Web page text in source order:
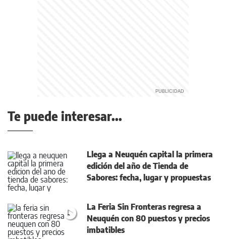
Te puede interesar...
Llega a Neuquén capital la primera
edición del año de Tienda de
Sabores: fecha, lugar y propuestas
La Feria Sin Fronteras regresa a
Neuquén con 80 puestos y precios
imbatibles